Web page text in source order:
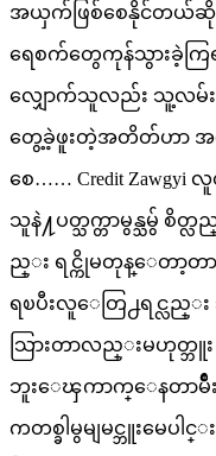
အယှက်ဖြစ်စေနိုင်တယ်ဆိုတ
ရေစက်တွေကုန်သွားခဲ့က
လျှောက်သူလည်း သူ့လမ်
တွေ့ခဲ့ဖူးတဲ့အတိတ်ဟာ အ
စေ…… Credit Zawgyi
သူနဲ႔ပတ္သက္တာမွန္သမွ် စိ
ည္း ရင္ကိုမတုန္ေတာ့တာ
ရၿပီးလူေတြ႕ရင္လည္း
သြားတာလည္းမဟုတ္
ဘူးေၾကာက္ေနတာမ်ိဳ
ကတစ္ခါမွမျမင္ဘူးမေပ